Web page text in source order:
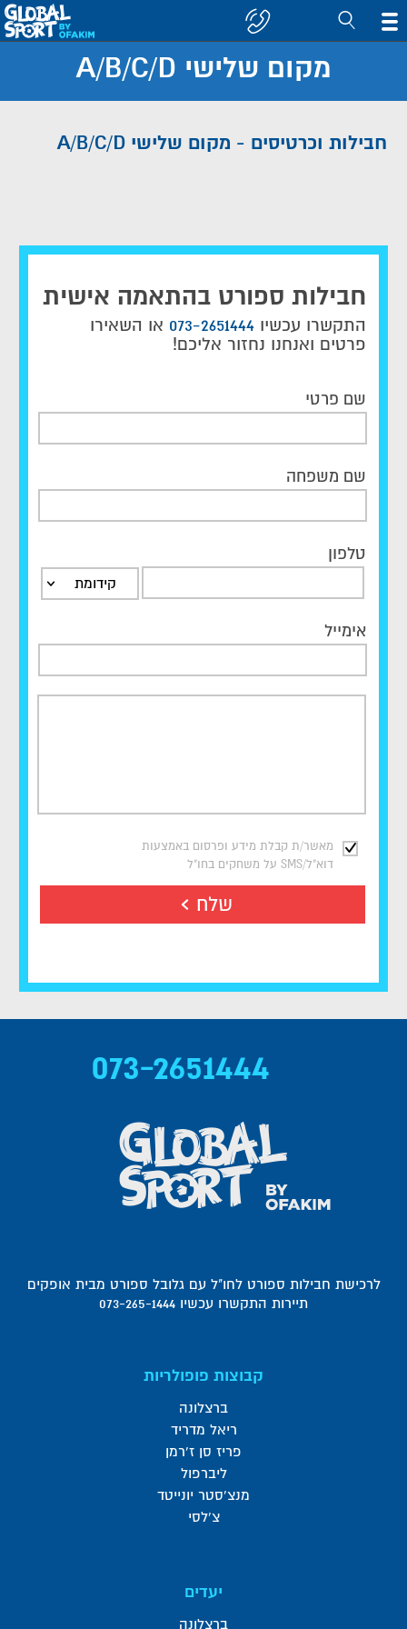
קבוצה/יעד
מקום שלישי A/B/C/D
חבילות וכרטיסים - מקום שלישי A/B/C/D
חבילות ספורט בהתאמה אישית
התקשרו עכשיו 073-2651444 או השאירו
פרטים ואנחנו נחזור אליכם!
שם פרטי
שם משפחה
טלפון
קידומת
אימייל
מאשר/ת קבלת מידע ופרסום באמצעות
דוא"ל/SMS על משחקים בחו"ל
שלח
073-2651444
לרכישת חבילות ספורט לחו"ל עם גלובל ספורט מבית אופקים
תיירות התקשרו עכשיו 073-265-1444
קבוצות פופולריות
ברצלונה
ריאל מדריד
פריז סן ז'רמן
ליברפול
מנצ'סטר יונייטד
צ'לסי
יעדים
ברצלונה